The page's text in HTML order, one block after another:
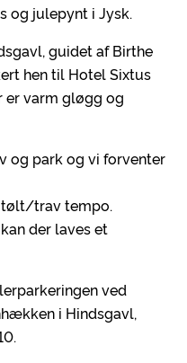
og julepynt i Jysk.
guidet af Birthe
hen til Hotel Sixtus
er varm gløgg og
og park og vi forventer
tølt/trav tempo.
der laves et
ved
i Hindsgavl,